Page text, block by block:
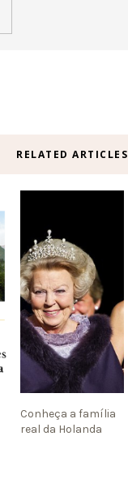
RELATED ARTICLES
Conheça a família
real da Holanda